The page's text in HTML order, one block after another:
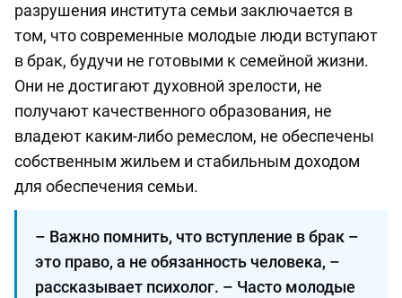
разрушения института семьи заключается в
том, что современные молодые люди вступают
в брак, будучи не готовыми к семейной жизни.
Они не достигают духовной зрелости, не
получают качественного образования, не
владеют каким-либо ремеслом, не обеспечены
собственным жильем и стабильным доходом
для обеспечения семьи.
– Важно помнить, что вступление в брак –
это право, а не обязанность человека, –
рассказывает психолог. – Часто молодые